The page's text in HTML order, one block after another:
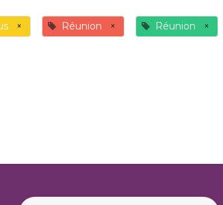
× Réunion × Réunion ×